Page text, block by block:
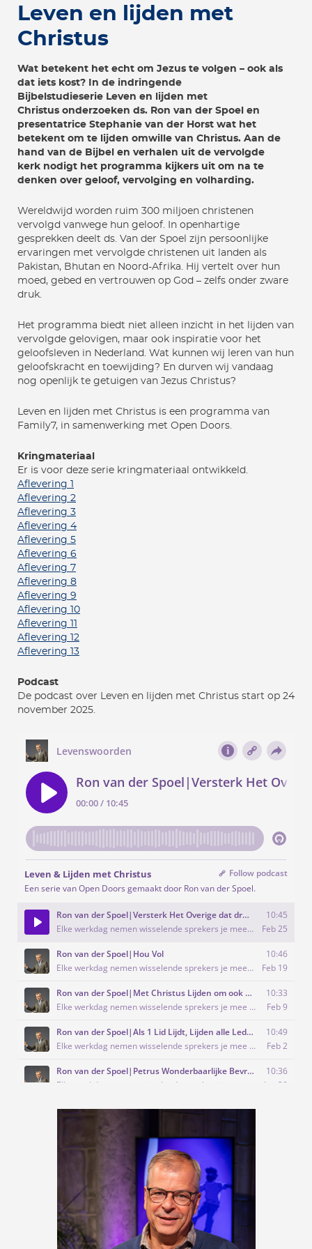
Leven en lijden met
Christus
Wat betekent het echt om Jezus te volgen – ook als
dat iets kost? In de indringende
Bijbelstudieserie Leven en lijden met
Christus onderzoeken ds. Ron van der Spoel en
presentatrice Stephanie van der Horst wat het
betekent om te lijden omwille van Christus. Aan de
hand van de Bijbel en verhalen uit de vervolgde
kerk nodigt het programma kijkers uit om na te
denken over geloof, vervolging en volharding.
Wereldwijd worden ruim 300 miljoen christenen
vervolgd vanwege hun geloof. In openhartige
gesprekken deelt ds. Van der Spoel zijn persoonlijke
ervaringen met vervolgde christenen uit landen als
Pakistan, Bhutan en Noord-Afrika. Hij vertelt over hun
moed, gebed en vertrouwen op God – zelfs onder zware
druk.
Het programma biedt niet alleen inzicht in het lijden van
vervolgde gelovigen, maar ook inspiratie voor het
geloofsleven in Nederland. Wat kunnen wij leren van hun
geloofskracht en toewijding? En durven wij vandaag
nog openlijk te getuigen van Jezus Christus?
Leven en lijden met Christus is een programma van
Family7, in samenwerking met Open Doors.
Kringmateriaal
Er is voor deze serie kringmateriaal ontwikkeld.
Aflevering 1
Aflevering 2
Aflevering 3
Aflevering 4
Aflevering 5
Aflevering 6
Aflevering 7
Aflevering 8
Aflevering 9
Aflevering 10
Aflevering 11
Aflevering 12
Aflevering 13
Podcast
De podcast over Leven en lijden met Christus start op 24
november 2025.